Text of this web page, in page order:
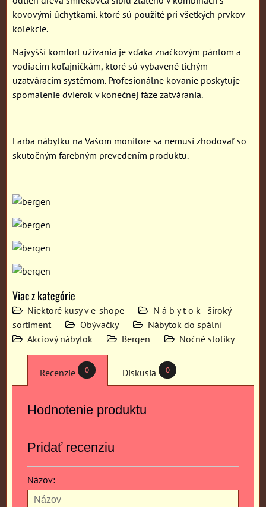
kovovými úchytkami. ktoré sú použité pri všetkých prvkov
kolekcie.
Najvyšší komfort užívania je vďaka značkovým pántom a
vodiacim koľajničkám, ktoré sú vybavené tichým
uzatváracím systémom. Profesionálne kovanie poskytuje
spomalenie dvierok v konečnej fáze zatvárania.
Farba nábytku na Vašom monitore sa nemusí zhodovať so
skutočným farebným prevedením produktu.
Viac z kategórie
Niektoré kusy v e-shope
N á b y t o k - široký
sortiment
Obývačky
Nábytok do spální
Akciový nábytok
Bergen Nočné stolíky
Recenzie 0 Diskusia 0
Hodnotenie produktu
Pridať recenziu
Názov: